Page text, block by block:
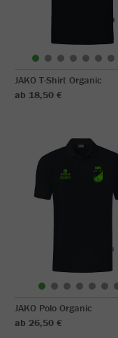
JAKO T-Shirt Organic
ab 18,50 €
JAKO Polo Organic
ab 26,50 €